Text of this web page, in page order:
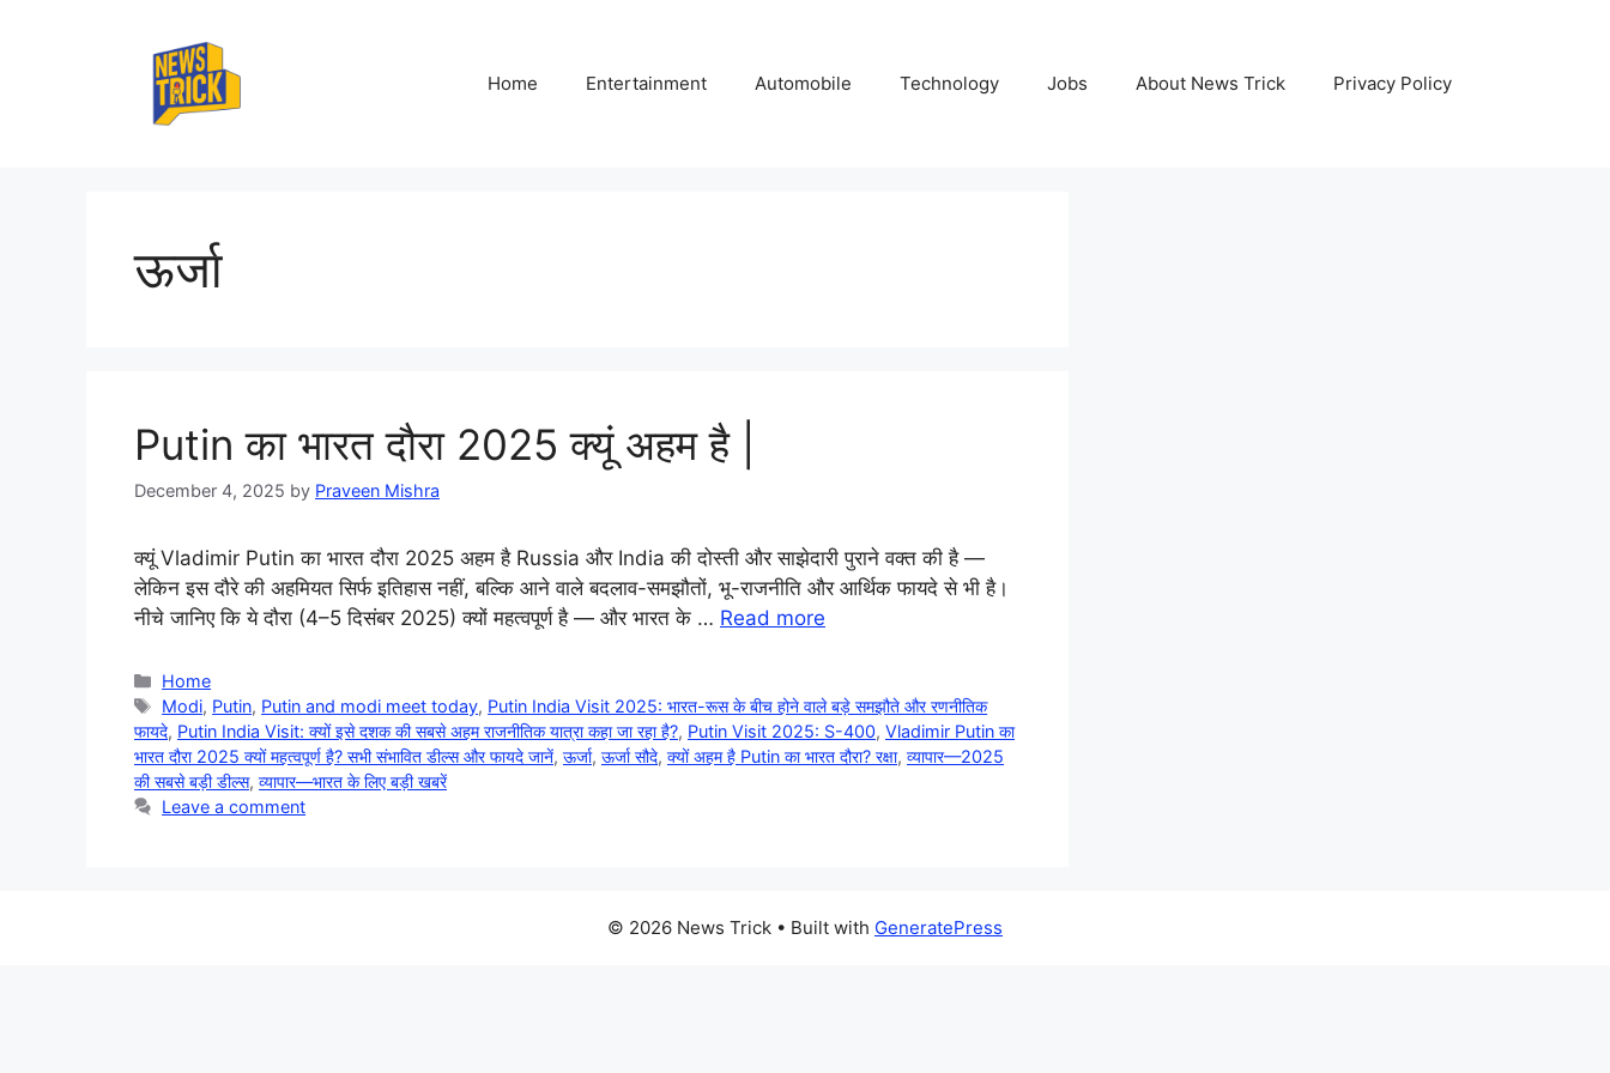
Home Entertainment Automobile Technology Jobs About News Trick Privacy Policy
ऊर्जा
Putin का भारत दौरा 2025 क्‍यूं अहम है |
December 4, 2025 by Praveen Mishra
क्‍यूं Vladimir Putin का भारत दौरा 2025 अहम है Russia और India की दोस्ती और साझेदारी पुराने वक्त की है —
लेकिन इस दौरे की अहमियत सिर्फ इतिहास नहीं, बल्कि आने वाले बदलाव-समझौतों, भू-राजनीति और आर्थिक फायदे से भी है।
नीचे जानिए कि ये दौरा (4–5 दिसंबर 2025) क्यों महत्वपूर्ण है — और भारत के … Read more
Categories
Home
Tags
Modi, Putin, Putin and modi meet today, Putin India Visit 2025: भारत-रूस के बीच होने वाले बड़े समझौते और रणनीतिक
फायदे, Putin India Visit: क्यों इसे दशक की सबसे अहम राजनीतिक यात्रा कहा जा रहा है?, Putin Visit 2025: S-400, Vladimir Putin का
भारत दौरा 2025 क्यों महत्वपूर्ण है? सभी संभावित डील्स और फायदे जानें, ऊर्जा, ऊर्जा सौदे, क्यों अहम है Putin का भारत दौरा? रक्षा, व्यापार—2025
की सबसे बड़ी डील्स, व्यापार—भारत के लिए बड़ी खबरें
Leave a comment
© 2026 News Trick • Built with GeneratePress